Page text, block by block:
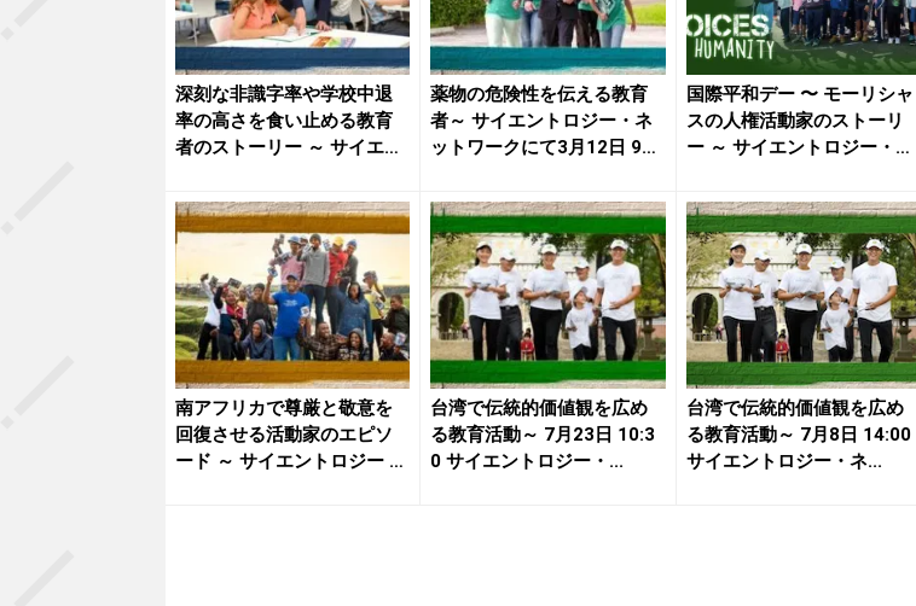
深刻な非識字率や学校中退
率の高さを食い止める教育
者のストーリー ～ サイエン
薬物の危険性を伝える教育
者～ サイエントロジー・ネ
ットワークにて3月12日 9
国際平和デー 〜 モーリシャ
スの人権活動家のストーリ
ー ～ サイエントロジー・
南アフリカで尊厳と敬意を
回復させる活動家のエピソ
ード ～ サイエントロジー ネ
台湾で伝統的価値観を広め
る教育活動～ 7月23日 10:3
0 サイエントロジー・...
台湾で伝統的価値観を広め
る教育活動～ 7月8日 14:00
サイエントロジー・ネ...